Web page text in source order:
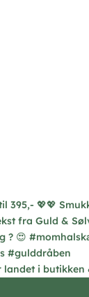
landet i butikken